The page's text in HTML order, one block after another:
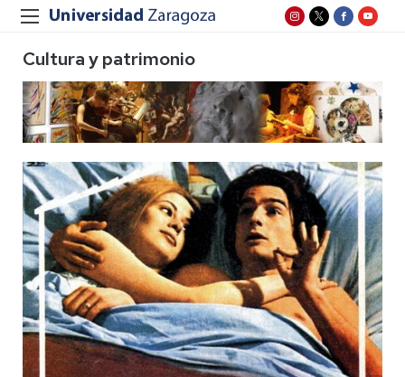
Cultura y patrimonio